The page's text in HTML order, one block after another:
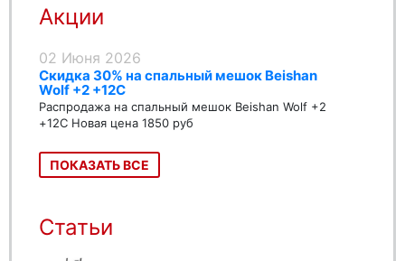
Акции
02 Июня 2026
Скидка 30% на спальный мешок Beishan
Wolf +2 +12C
Распродажа на спальный мешок Beishan Wolf +2
+12C Новая цена 1850 руб
ПОКАЗАТЬ ВСЕ
Статьи